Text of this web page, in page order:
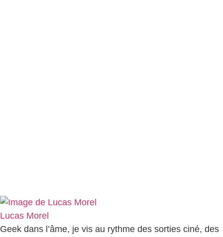
Lucas Morel
Geek dans l’âme, je vis au rythme des sorties ciné, des